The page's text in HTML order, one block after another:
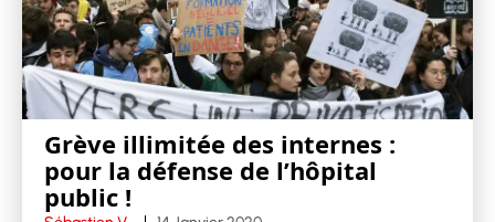
Grève illimitée des internes :
pour la défense de l’hôpital
public !